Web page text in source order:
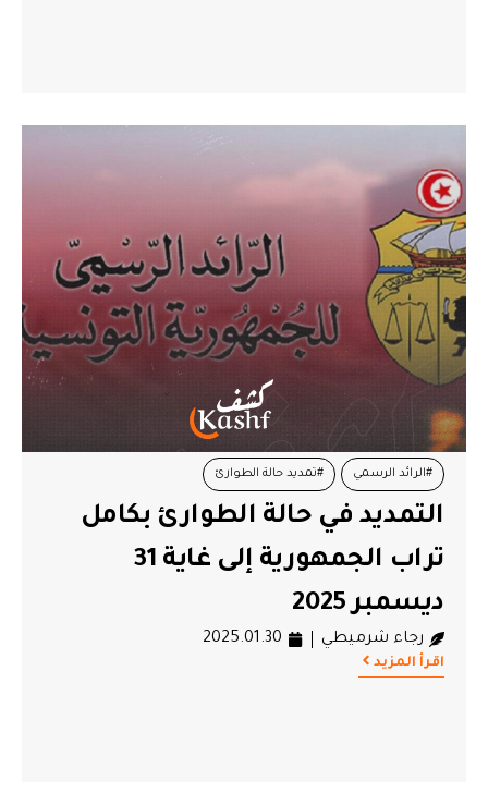
#الرائد الرسمي #تمديد حالة الطوارئ
التمديد في حالة الطوارئ بكامل
تراب الجمهورية إلى غاية 31
ديسمبر 2025
رجاء شرميطي 2025.01.30
اقرأ المزيد